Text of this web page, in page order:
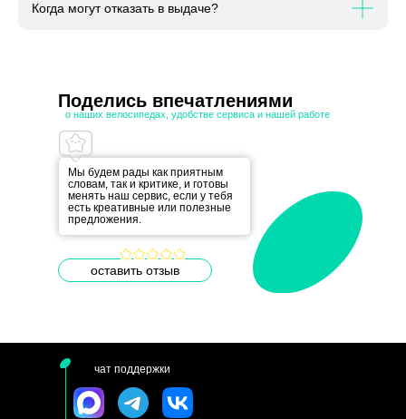
Когда могут отказать в выдаче?
о наших велосипедах, удобстве сервиса и нашей работе
Поделись впечатлениями
Мы будем рады как приятным
словам, так и критике, и готовы
менять наш сервис, если у тебя
есть креативные или полезные
предложения.
оставить отзыв
чат поддержки